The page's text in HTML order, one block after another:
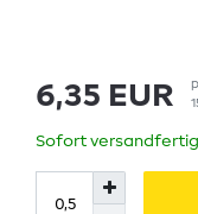
6,35 EUR
Sofort